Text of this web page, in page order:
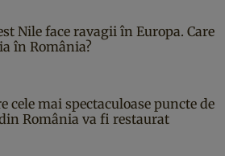
Nile face ravagii în Europa. Care
în România?
cele mai spectaculoase puncte de
România va fi restaurat